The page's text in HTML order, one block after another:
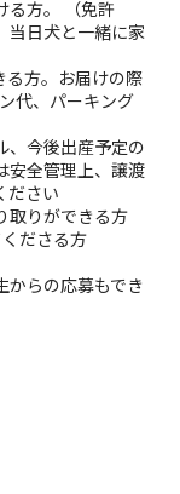
る方。 （免許
日犬と一緒に家
る方。お届けの際
代、パーキング
、今後出産予定の
安全管理上、譲渡
ださい
取りができる方
ださる方
からの応募もでき